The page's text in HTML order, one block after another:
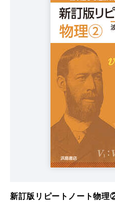
新訂版リピートノート物